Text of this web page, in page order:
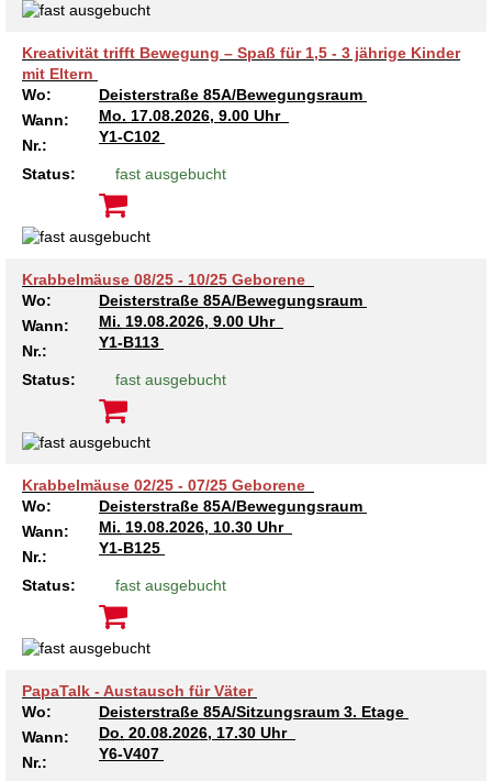
Kreativität trifft Bewegung – Spaß für 1,5 - 3 jährige Kinder
mit Eltern
Wo:
Deisterstraße 85A/Bewegungsraum
Wann:
Mo. 17.08.2026, 9.00 Uhr
Nr.:
Y1-C102
Status: fast ausgebucht
Krabbelmäuse 08/25 - 10/25 Geborene
Wo:
Deisterstraße 85A/Bewegungsraum
Wann:
Mi. 19.08.2026, 9.00 Uhr
Nr.:
Y1-B113
Status: fast ausgebucht
Krabbelmäuse 02/25 - 07/25 Geborene
Wo:
Deisterstraße 85A/Bewegungsraum
Wann:
Mi. 19.08.2026, 10.30 Uhr
Nr.:
Y1-B125
Status: fast ausgebucht
PapaTalk - Austausch für Väter
Wo:
Deisterstraße 85A/Sitzungsraum 3. Etage
Wann:
Do. 20.08.2026, 17.30 Uhr
Nr.:
Y6-V407